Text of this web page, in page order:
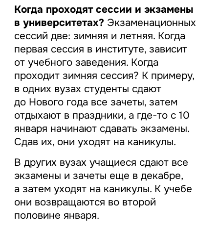
Когда проходят сессии и экзамены
в университетах? Экзаменационных
сессий две: зимняя и летняя. Когда
первая сессия в институте, зависит
от учебного заведения. Когда
проходит зимняя сессия? К примеру,
в одних вузах студенты сдают
до Нового года все зачеты, затем
отдыхают в праздники, а где-то с 10
января начинают сдавать экзамены.
Сдав их, они уходят на каникулы.
В других вузах учащиеся сдают все
экзамены и зачеты еще в декабре,
а затем уходят на каникулы. К учебе
они возвращаются во второй
половине января.